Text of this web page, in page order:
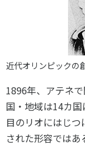
近代オリンピックの
1896年、アテネ
国・地域は14カ
目のリオにはじ
された形容では